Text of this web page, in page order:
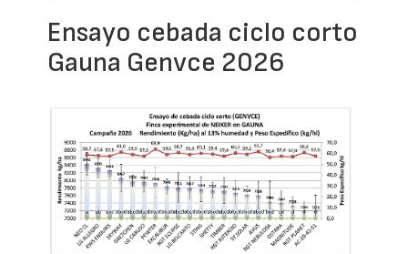
Ensayo cebada ciclo corto
Gauna Genvce 2026